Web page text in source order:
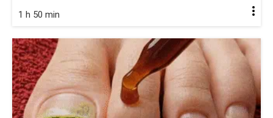
1 h 50 min